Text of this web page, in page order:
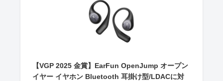
【VGP 2025 金賞】EarFun OpenJump オープン
イヤー イヤホン Bluetooth 耳掛け型/LDACに対